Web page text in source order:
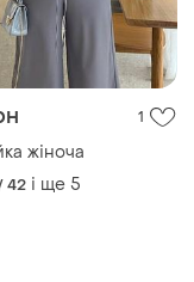
1
жіноча
42 і ще 5